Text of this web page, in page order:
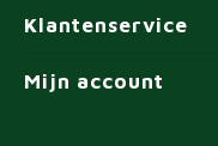
Klantenservice
Mijn account